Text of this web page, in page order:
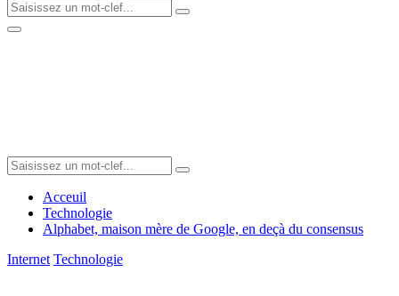
Search
for:
Search
Primary
Search
for:
Search
Acceuil
Technologie
Alphabet, maison mère de Google, en deçà du consensus
Internet Technologie